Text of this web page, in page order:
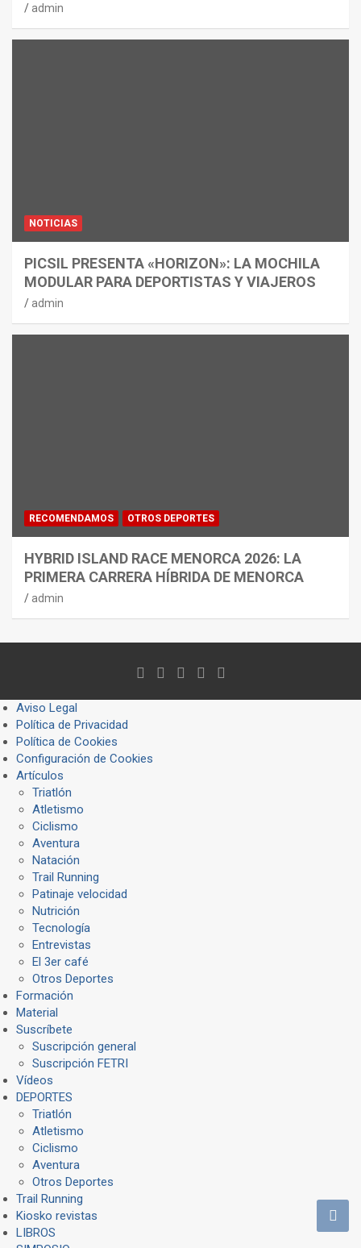
admin
NOTICIAS
PICSIL PRESENTA «HORIZON»: LA MOCHILA
MODULAR PARA DEPORTISTAS Y VIAJEROS
admin
RECOMENDAMOS OTROS DEPORTES
HYBRID ISLAND RACE MENORCA 2026: LA
PRIMERA CARRERA HÍBRIDA DE MENORCA
admin
Aviso Legal
Política de Privacidad
Política de Cookies
Configuración de Cookies
Artículos
Triatlón
Atletismo
Ciclismo
Aventura
Natación
Trail Running
Patinaje velocidad
Nutrición
Tecnología
Entrevistas
El 3er café
Otros Deportes
Formación
Material
Suscríbete
Suscripción general
Suscripción FETRI
Vídeos
DEPORTES
Triatlón
Atletismo
Ciclismo
Aventura
Otros Deportes
Trail Running
Kiosko revistas
LIBROS